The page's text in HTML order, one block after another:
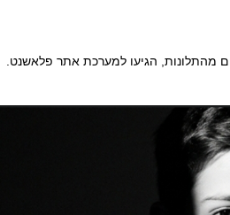
מהתלונות, הגיעו למערכת אתר פלאשנט.